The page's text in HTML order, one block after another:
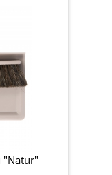
"Natur"